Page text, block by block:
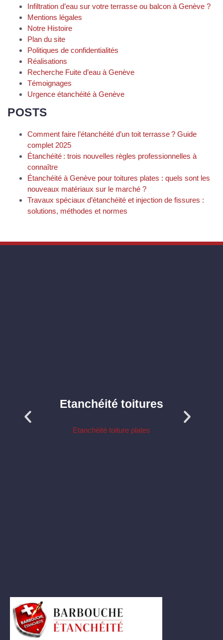
Infiltration d’eau sur votre terrasse ou balcon à Genève ?
Mentions légales
Notre Histoire
Plan du site
Politiques de confidentialités
Réalisations
Recherche Fuite d’eau à Genève
Témoignages
Urgence étanchéité à Genève
POSTS
Comment faire l’étanchéité d’un toit terrasse ? Guide
complet 2025
Étanchéité : trois nouvelles règles professionnelles à
connaître
Étanchéité à Genève pour toitures plates : quels sont les
nouveaux matériaux sur le marché ?
Travaux spéciaux d’étanchéité et injection de fissures :
solutions, méthodes et normes